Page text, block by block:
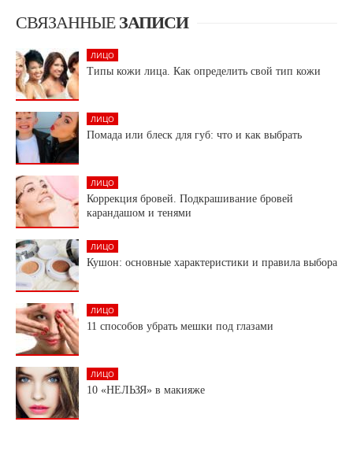
СВЯЗАННЫЕ ЗАПИСИ
ЛИЦО
Типы кожи лица. Как определить свой тип кожи
ЛИЦО
Помада или блеск для губ: что и как выбрать
ЛИЦО
Коррекция бровей. Подкрашивание бровей
карандашом и тенями
ЛИЦО
Кушон: основные характеристики и правила выбора
ЛИЦО
11 способов убрать мешки под глазами
ЛИЦО
10 «НЕЛЬЗЯ» в макияже